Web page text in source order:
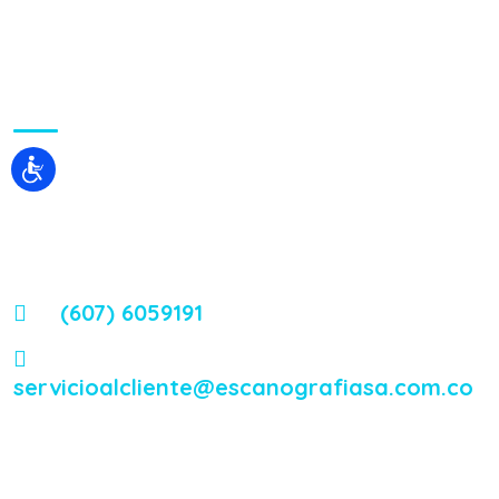
Contamos con uno de los más modernos equipos, acordes
(607) 6059191
servicioalcliente@escanografiasa.com.co